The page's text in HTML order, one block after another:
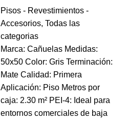
Pisos - Revestimientos -
Accesorios, Todas las
categorias
Marca: Cañuelas Medidas:
50x50 Color: Gris Terminación:
Mate Calidad: Primera
Aplicación: Piso Metros por
caja: 2.30 m² PEI-4: Ideal para
entornos comerciales de baja